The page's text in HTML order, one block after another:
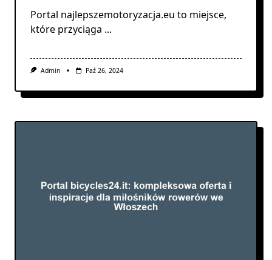
Portal najlepszemotoryzacja.eu to miejsce,
które przyciąga ...
Admin Paź 26, 2024